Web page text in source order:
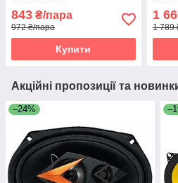
843 ₴/пара
972 ₴/пара
Купити
1
1 789
Акційні пропозиції та
–24%